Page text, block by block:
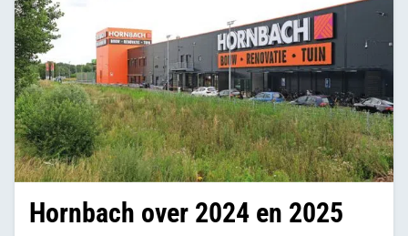
Hornbach over 2024 en 2025